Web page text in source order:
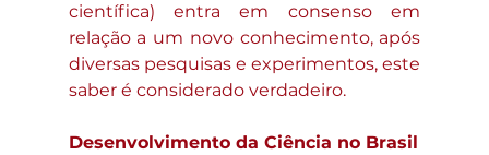
científica) entra em consenso em
relação a um novo conhecimento, após
diversas pesquisas e experimentos, este
saber é considerado verdadeiro.
Desenvolvimento da Ciência no Brasil